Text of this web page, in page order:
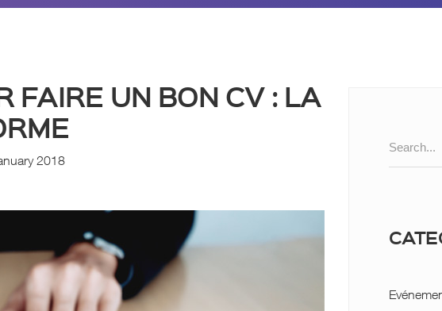
FAIRE UN BON CV : LA
2018
for: